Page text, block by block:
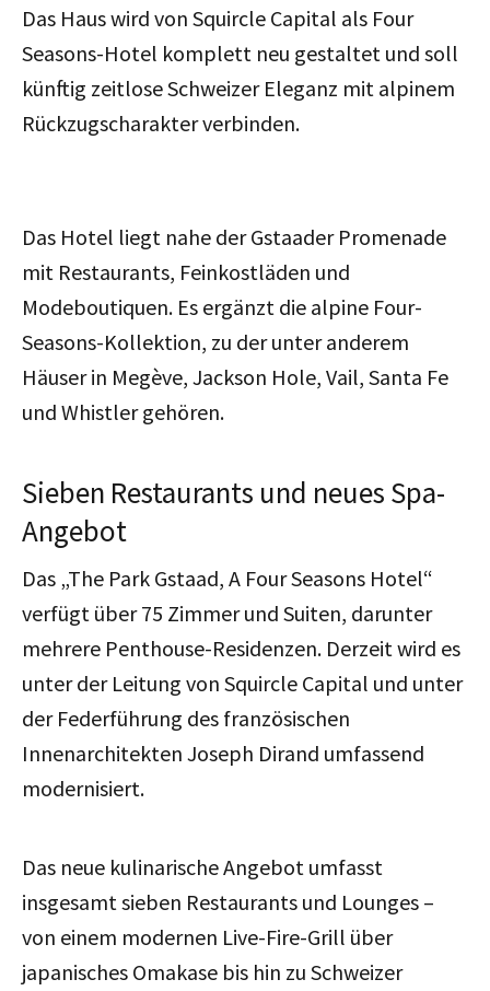
Das Haus wird von Squircle Capital als Four
Seasons-Hotel komplett neu gestaltet und soll
künftig zeitlose Schweizer Eleganz mit alpinem
Rückzugscharakter verbinden.
Das Hotel liegt nahe der Gstaader Promenade
mit Restaurants, Feinkostläden und
Modeboutiquen. Es ergänzt die alpine Four-
Seasons-Kollektion, zu der unter anderem
Häuser in Megève, Jackson Hole, Vail, Santa Fe
und Whistler gehören.
Sieben Restaurants und neues Spa-
Angebot
Das „The Park Gstaad, A Four Seasons Hotel“
verfügt über 75 Zimmer und Suiten, darunter
mehrere Penthouse-Residenzen. Derzeit wird es
unter der Leitung von Squircle Capital und unter
der Federführung des französischen
Innenarchitekten Joseph Dirand umfassend
modernisiert.
Das neue kulinarische Angebot umfasst
insgesamt sieben Restaurants und Lounges –
von einem modernen Live-Fire-Grill über
japanisches Omakase bis hin zu Schweizer